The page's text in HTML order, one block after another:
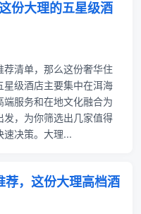
份大理的五星级酒
清单，那么这份奢华住
级酒店主要集中在洱海
服务和在地文化融合为
，为你筛选出几家值得
速决策。大理...
，这份大理高档酒